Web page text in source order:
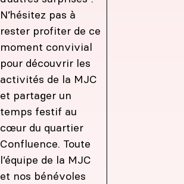
N’hésitez pas à
rester profiter de ce
moment convivial
pour découvrir les
activités de la MJC
et partager un
temps festif au
cœur du quartier
Confluence. Toute
l’équipe de la MJC
et nos bénévoles